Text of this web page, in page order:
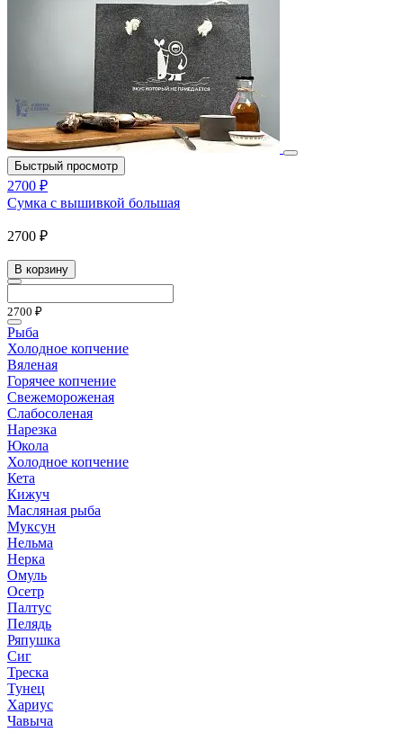
Быстрый просмотр
2700 ₽
Сумка с вышивкой большая
2700 ₽
В корзину
2700 ₽
Рыба
Холодное копчение
Вяленая
Горячее копчение
Свежемороженая
Слабосоленая
Нарезка
Юкола
Холодное копчение
Кета
Кижуч
Масляная рыба
Муксун
Нельма
Нерка
Омуль
Осетр
Палтус
Пелядь
Ряпушка
Сиг
Треска
Тунец
Хариус
Чавыча